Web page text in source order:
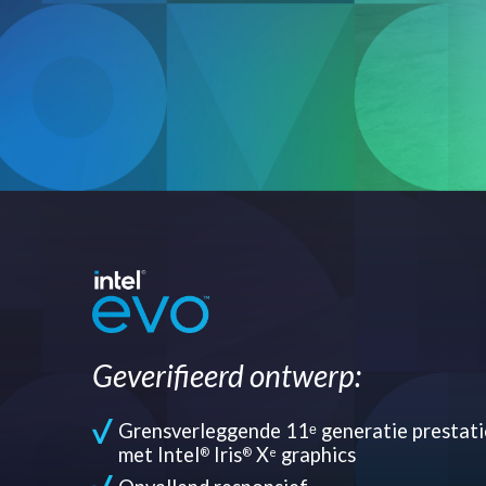
Geverifieerd ontwerp:
Grensverleggende 11ᵉ generatie
met Intel® Iris® Xe graphics